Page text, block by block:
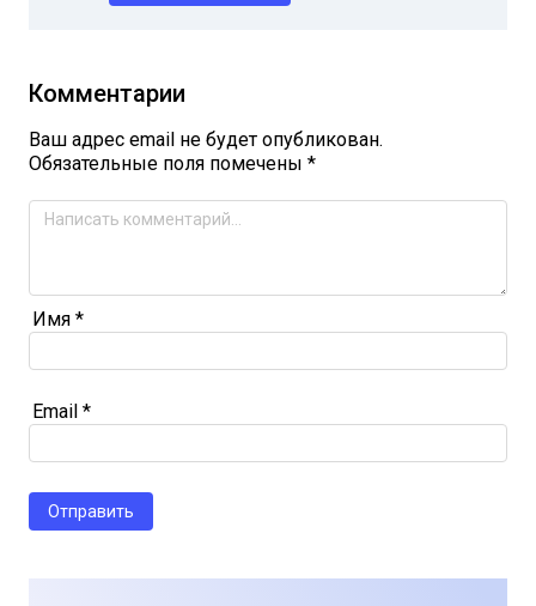
Комментарии
Ваш адрес email не будет опубликован.
Обязательные поля помечены *
Имя *
Email *